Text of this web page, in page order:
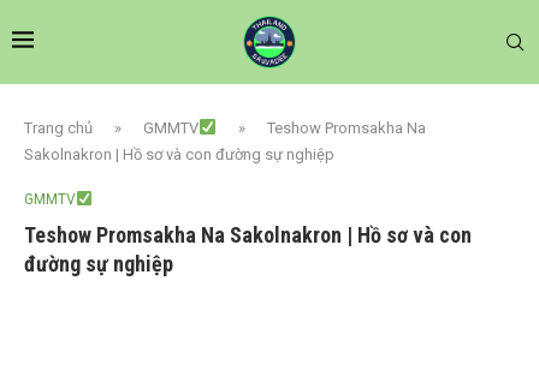
Trang chủ » GMMTV »
Teshow Promsakha Na
Sakolnakron | Hồ sơ và con đường sự nghiệp
GMMTV
Teshow Promsakha Na Sakolnakron | Hồ sơ và con
đường sự nghiệp